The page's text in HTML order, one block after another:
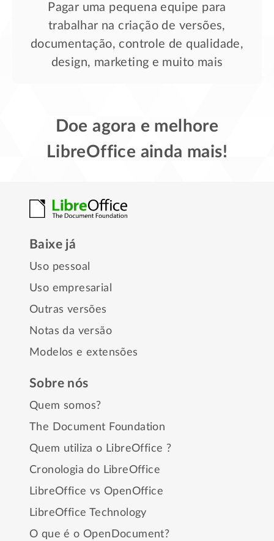
Pagar uma pequena equipe para
trabalhar na criação de versões,
documentação, controle de qualidade,
design, marketing e muito mais
Doe agora e melhore
LibreOffice ainda mais!
Baixe já
Uso pessoal
Uso empresarial
Outras versões
Notas da versão
Modelos e extensões
Sobre nós
Quem somos?
The Document Foundation
Quem utiliza o LibreOffice ?
Cronologia do LibreOffice
LibreOffice vs OpenOffice
LibreOffice Technology
O que é o OpenDocument?